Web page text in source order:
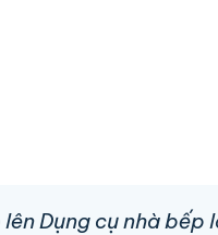
lên Dụng cụ nhà